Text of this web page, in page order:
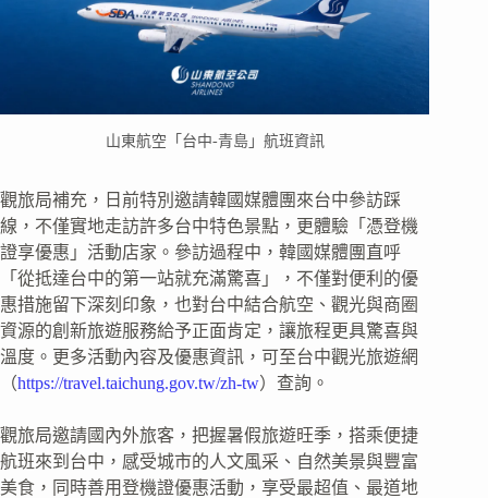
山東航空「台中-青島」航班資訊
觀旅局補充，日前特別邀請韓國媒體團來台中參訪踩
線，不僅實地走訪許多台中特色景點，更體驗「憑登機
證享優惠」活動店家。參訪過程中，韓國媒體團直呼
「從抵達台中的第一站就充滿驚喜」，不僅對便利的優
惠措施留下深刻印象，也對台中結合航空、觀光與商圈
資源的創新旅遊服務給予正面肯定，讓旅程更具驚喜與
溫度。更多活動內容及優惠資訊，可至台中觀光旅遊網
（https://travel.taichung.gov.tw/zh-tw）查詢。
觀旅局邀請國內外旅客，把握暑假旅遊旺季，搭乘便捷
航班來到台中，感受城市的人文風采、自然美景與豐富
美食，同時善用登機證優惠活動，享受最超值、最道地